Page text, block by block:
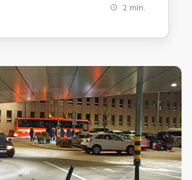
2 min.